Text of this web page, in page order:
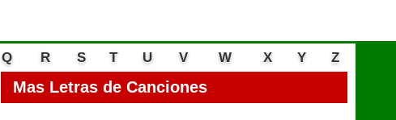
Q R S T U V W X Y
Z
Mas Letras de Canciones